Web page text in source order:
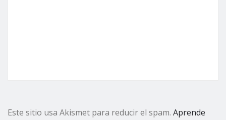
Este sitio usa Akismet para reducir el spam. Aprende